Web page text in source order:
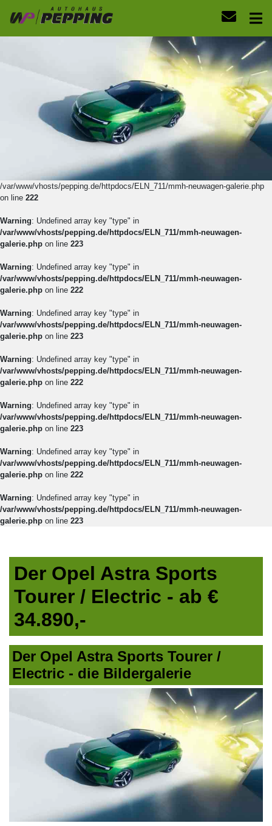
/var/www/vhosts/pepping.de/httpdocs/ELN_711/mmh-neuwagen-galerie.php
on line 222
Warning: Undefined array key "type" in
/var/www/vhosts/pepping.de/httpdocs/ELN_711/mmh-neuwagen-
galerie.php on line 223
Warning: Undefined array key "type" in
/var/www/vhosts/pepping.de/httpdocs/ELN_711/mmh-neuwagen-
galerie.php on line 222
Warning: Undefined array key "type" in
/var/www/vhosts/pepping.de/httpdocs/ELN_711/mmh-neuwagen-
galerie.php on line 223
Warning: Undefined array key "type" in
/var/www/vhosts/pepping.de/httpdocs/ELN_711/mmh-neuwagen-
galerie.php on line 222
Warning: Undefined array key "type" in
/var/www/vhosts/pepping.de/httpdocs/ELN_711/mmh-neuwagen-
galerie.php on line 223
Warning: Undefined array key "type" in
/var/www/vhosts/pepping.de/httpdocs/ELN_711/mmh-neuwagen-
galerie.php on line 222
Warning: Undefined array key "type" in
/var/www/vhosts/pepping.de/httpdocs/ELN_711/mmh-neuwagen-
galerie.php on line 223
Der Opel Astra Sports
Tourer / Electric - ab €
34.890,-
Der Opel Astra Sports Tourer /
Electric - die Bildergalerie